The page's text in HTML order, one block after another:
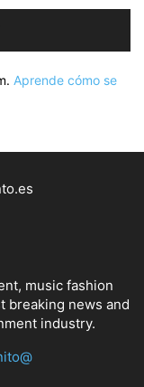
Aprende cómo se
music fashion
breaking news and
industry.